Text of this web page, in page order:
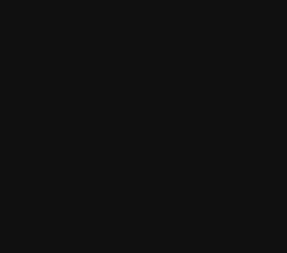
comenta acciones de calificación
comenta acciones de calificación
comenta acciones de calificación